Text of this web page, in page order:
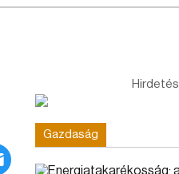
Hirdetés
Gazdaság